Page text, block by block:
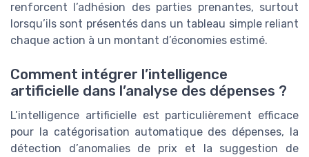
renforcent l’adhésion des parties prenantes, surtout
lorsqu’ils sont présentés dans un tableau simple reliant
chaque action à un montant d’économies estimé.
Comment intégrer l’intelligence
artificielle dans l’analyse des dépenses ?
L’intelligence artificielle est particulièrement efficace
pour la catégorisation automatique des dépenses, la
détection d’anomalies de prix et la suggestion de